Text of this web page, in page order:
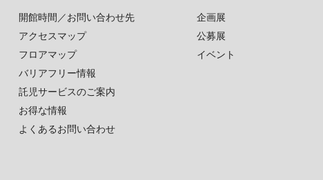
開館時間／お問い合わせ先
アクセスマップ
フロアマップ
バリアフリー情報
託児サービスのご案内
お得な情報
よくあるお問い合わせ
企画展
公募展
イベント